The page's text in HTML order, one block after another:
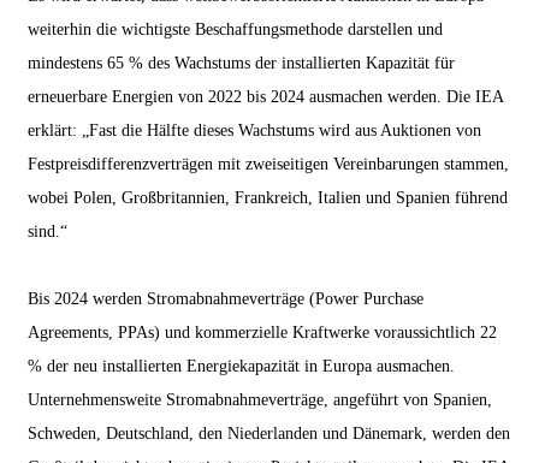
weiterhin die wichtigste Beschaffungsmethode darstellen und
mindestens 65 % des Wachstums der installierten Kapazität für
erneuerbare Energien von 2022 bis 2024 ausmachen werden. Die IEA
erklärt: „Fast die Hälfte dieses Wachstums wird aus Auktionen von
Festpreisdifferenzverträgen mit zweiseitigen Vereinbarungen stammen,
wobei Polen, Großbritannien, Frankreich, Italien und Spanien führend
sind.“
Bis 2024 werden Stromabnahmeverträge (Power Purchase
Agreements, PPAs) und kommerzielle Kraftwerke voraussichtlich 22
% der neu installierten Energiekapazität in Europa ausmachen.
Unternehmensweite Stromabnahmeverträge, angeführt von Spanien,
Schweden, Deutschland, den Niederlanden und Dänemark, werden den